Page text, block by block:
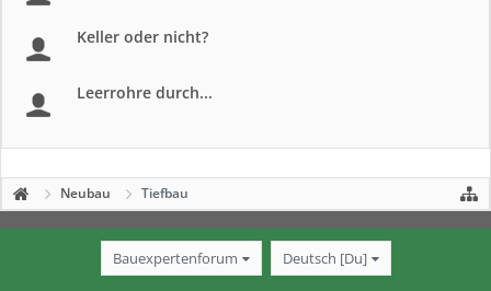
Keller oder nicht?
Leerrohre durch...
Neubau Tiefbau
Bauexpertenforum Deutsch [Du]